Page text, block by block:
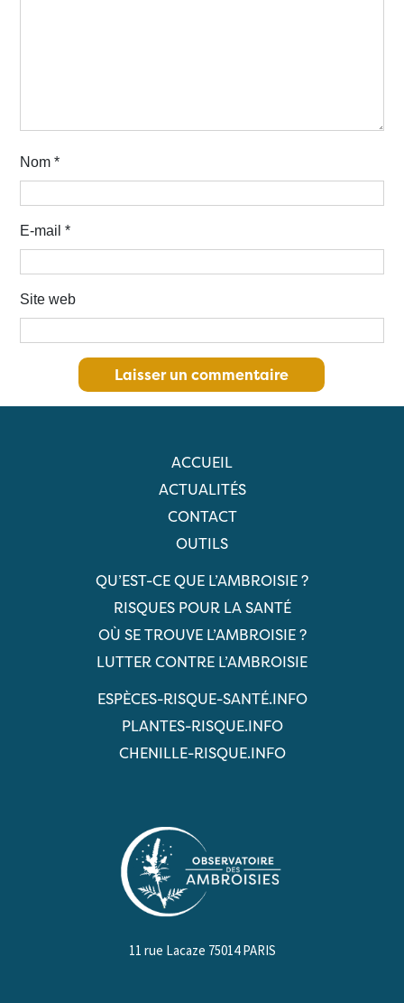
Nom *
E-mail *
Site web
ACCUEIL
ACTUALITÉS
CONTACT
OUTILS
QU’EST-CE QUE L’AMBROISIE ?
RISQUES POUR LA SANTÉ
OÙ SE TROUVE L’AMBROISIE ?
LUTTER CONTRE L’AMBROISIE
ESPÈCES-RISQUE-SANTÉ.INFO
PLANTES-RISQUE.INFO
CHENILLE-RISQUE.INFO
11 rue Lacaze 75014 PARIS